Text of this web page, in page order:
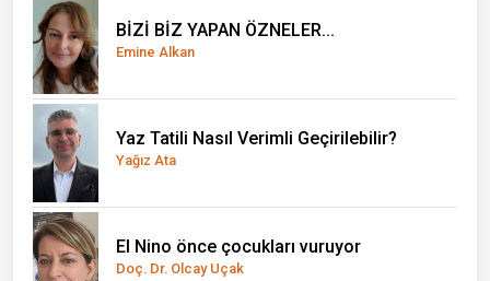
BİZİ BİZ YAPAN ÖZNELER...
Emine Alkan
Yaz Tatili Nasıl Verimli Geçirilebilir?
Yağız Ata
El Nino önce çocukları vuruyor
Doç. Dr. Olcay Uçak